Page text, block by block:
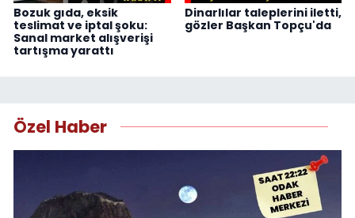
Bozuk gıda, eksik
teslimat ve iptal şoku:
Sanal market alışverişi
tartışma yarattı
Dinarlılar taleplerini iletti,
gözler Başkan Topçu'da
Özel Haber